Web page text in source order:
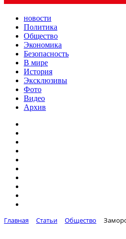
новости
Политика
Общество
Экономика
Безопасность
В мире
История
Эксклюзивы
Фото
Видео
Архив
Главная Статьи Общество